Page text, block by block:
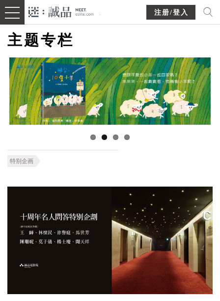
注册/登入
主题专栏
特别企画